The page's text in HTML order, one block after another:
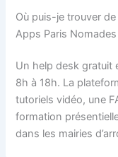
Où puis-je trouver
Apps Paris Nomades
Un help desk gratuit
8h à 18h. La
tutoriels vidéo, une
formation
dans les mairies